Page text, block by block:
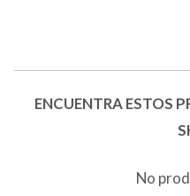
ENCUENTRA ESTOS
No